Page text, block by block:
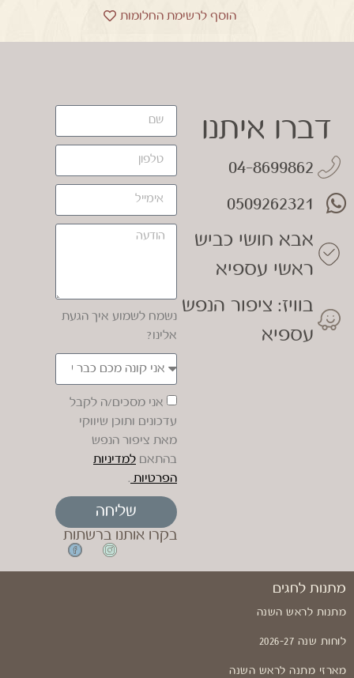
הוסף לרשימת החלומות
דברו איתנו
04-8699862
0509262321
אבא חושי כביש
ראשי עספיא
בוויז: ציפור הנפש
עספיא
נשמח לשמוע איך הגעת
אלינו?
אני מסכים/ה לקבל
עדכונים ותוכן שיווקי
מאת ציפור הנפש
בהתאם למדיניות
הפרטיות .
שליחה
בקרו אותנו ברשתות
מתנות לחגים
מתנות לראש השנה
לוחות שנה 2026-27
מארזי מתנה לראש השנה